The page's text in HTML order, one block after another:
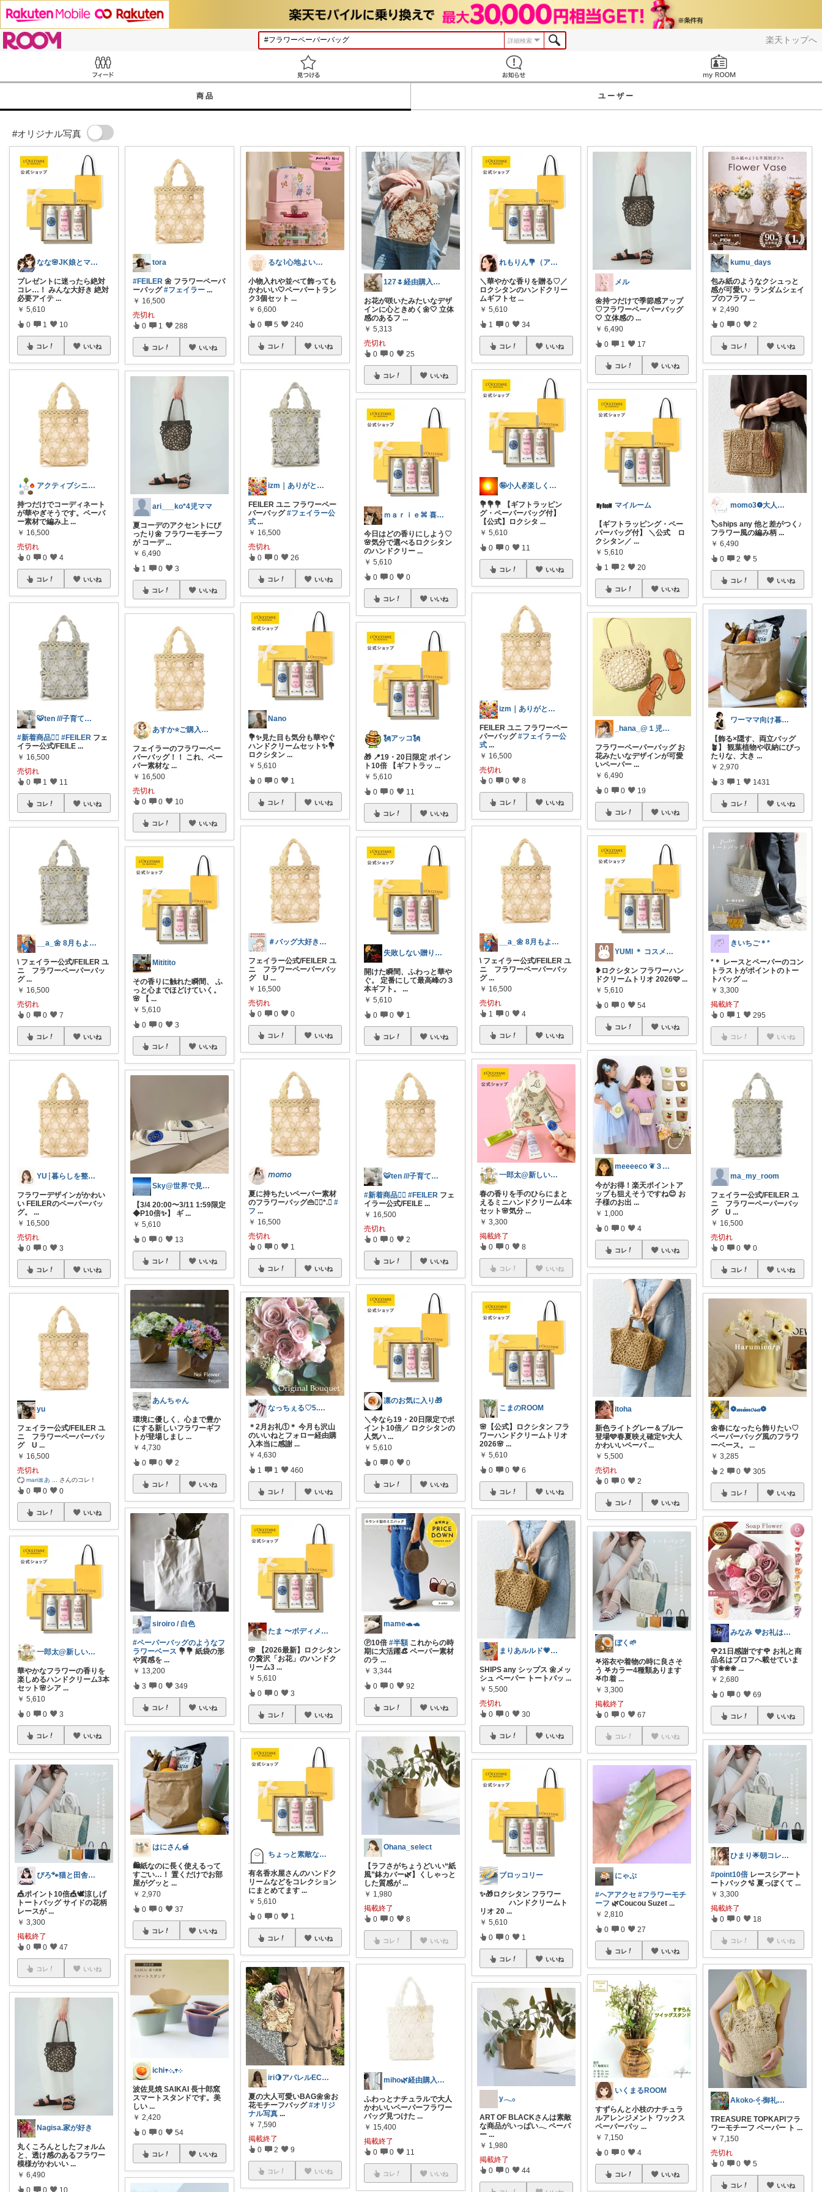
楽天トップへ
詳細検索
商品 ユーザー
#オリジナル写真
なな🌸JK娘とママの好きなもの
プレゼントに迷ったら絶対
コレ…！ みんな大好き 絶対
必要アイテ ...
￥ 5,610
0 1 10
コレ いいね
アクティブシニア生活☯️sheng
持つだけでコーディネート
が華やぎそうです。ペーパ
ー素材で編み上 ...
￥ 16,500
売切れ
0 0 4
コレ いいね
🐯ten ///子育て暮らしの愛用品
#新着商品❤️‍🔥 #FEILER フェ
イラー公式/FEILE ...
￥ 16,500
売切れ
0 1 11
コレ いいね
__a_🌼 8月もよろしくです⭐︎
\ フェイラー公式/FEILER ユ
ニ フラワーペーパーバッ
グ ...
￥ 16,500
売切れ
0 0 7
コレ いいね
YU┆暮らしを整えるもの
フラワーデザインがかわい
い FEILERのペーパーバッ
グ。 ...
￥ 16,500
売切れ
0 0 3
コレ いいね
yu
フェイラー公式/FEILER ユ
ニ フラワーペーパーバッ
グ U ...
￥ 16,500
売切れ
mari🎀あ さんのコレ！
0 0 0
コレ いいね
一郎太@新しいものが好き
華やかなフラワーの香りを
楽しめるハンドクリーム3本
セット🌸シア ...
￥ 5,610
0 0 3
コレ いいね
ぴろ🐾猫と田舎暮らし/お家を整える日々
🎪ポイント10倍🎪🕊️涼しげ
トートバッグ サイドの花柄
レースが ...
￥ 3,300
掲載終了
0 0 47
コレ いいね
Nagisa.家が好き
丸くころんとしたフォルム
と、透け感のあるフラワー
模様がかわいい ...
￥ 6,490
0 0 10
tora
#FEILER 🌼 フラワーペーパ
ーバッグ#フェイラー ...
￥ 16,500
売切れ
0 1 288
コレ いいね
ari___ko*4児ママ
夏コーデのアクセントにぴ
ったり🌼 フラワーモチーフ
が コーデ ...
￥ 6,490
1 0 3
コレ いいね
あすか⭐️ご購入ありがとうございます⭐️
フェイラーのフラワーペー
パーバッグ！！ これ、ペー
パー素材な ...
￥ 16,500
売切れ
0 0 10
コレ いいね
Mititito
その香りに触れた瞬間、 ふ
っと心までほどけていく。
🌸 【 ...
￥ 5,610
0 0 3
コレ いいね
Sky@世界で見つけた良いものたち🌎
【3/4 20:00〜3/11 1:59限定
◆P10倍✨】 ギ ...
￥ 5,610
0 0 13
コレ いいね
あんちゃん
環境に優しく、心まで豊か
にする新しいフラワーギフ
トが登場しまし ...
￥ 4,730
0 0 2
コレ いいね
siroiro / 白色
#ペーパーバッグのようなフ
ラワーベース 💐💐 紙袋の形
や質感を ...
￥ 13,200
3 0 349
コレ いいね
はにさん🍯
🛍️紙なのに長く使えるって
すごい…！ 置くだけでお部
屋がグッと ...
￥ 2,970
0 0 37
コレ いいね
ichi𖥧܀𓈒𖥧܀
波佐見焼 SAIKAI 長十郎窯
スマートスタンドです。美
しい ...
￥ 2,420
0 0 54
コレ いいね
るな⌇心地よい暮らし
小物入れや並べて飾っても
かわいい🤍ペーパートラン
ク3個セット...
￥ 6,600
0 5 240
コレ いいね
izm｜ありがとうございます🌿
FEILER ユニ フラワーペー
パーバッグ#フェイラー公
式 ...
￥ 16,500
売切れ
0 0 26
コレ いいね
Nano
💐✨見た目も気分も華やぐ
ハンドクリームセット✨💐
ロクシタン ...
￥ 5,610
0 0 1
コレ いいね
＃バッグ大好き＃楽天ルームさぶたん
フェイラー公式/FEILER ユ
ニ フラワーペーパーバッ
グ U ...
￥ 16,500
売切れ
0 0 0
コレ いいね
𝘮𝘰𝘮𝘰
夏に持ちたいペーパー素材
のフラワーバッグ👜❁⃘*.ﾟ#
フ ...
￥ 16,500
売切れ
0 0 1
コレ いいね
なっちぇる♡5.6感謝です🥰
＊2月お礼①＊ 今月も沢山
のいいねとフォロー経由購
入本当に感謝 ...
￥ 4,630
1 1 460
コレ いいね
たま 〜ボディメイクから人生を変える〜
🌸 【2026最新】ロクシタン
の贅沢「お花」のハンドク
リーム3 ...
￥ 5,610
0 0 3
コレ いいね
ちょっと素敵な良い物、見つけ隊！5Cat
有名香水屋さんのハンドク
リームなどをコレクション
にまとめてます ...
￥ 5,610
0 0 1
コレ いいね
iri🍋アパレルECの中の人🩰🪡
夏の大人可愛いBAG🌼🌼お
花モチーフバッグ#オリジ
ナル写真 ...
￥ 7,590
掲載終了
0 2 9
コレ いいね
127🌷経由購入感謝✨
お花が咲いたみたいなデザ
インに心ときめく🌼🤍 立体
感のあるフ ...
￥ 5,313
売切れ
0 0 25
コレ いいね
ｍａｒｉｅ⌘ 喜ばれる贈り物
今日はどの香りにしよう♡
🌸気分で選べるロクシタン
のハンドクリー ...
￥ 5,610
0 0 0
コレ いいね
🗽アッコ🗽
🎁 📍19・20日限定 ポイン
ト10倍 【ギフトラッ ...
￥ 5,610
0 0 11
コレ いいね
失敗しない贈り物集⚔️真心侍【かんべえ】
開けた瞬間、ふわっと華や
ぐ。 定番にして最高峰の３
本ギフト。...
￥ 5,610
0 0 1
コレ いいね
🐯ten ///子育て暮らしの愛用品
#新着商品❤️‍🔥 #FEILER フェ
イラー公式/FEILE ...
￥ 16,500
売切れ
0 0 2
コレ いいね
凛のお気に入り🎁
＼今なら19・20日限定でポ
イント10倍／ ロクシタンの
人気ハ ...
￥ 5,610
0 0 0
コレ いいね
mame🐢🐢
Ⓟ10倍#半額 これからの時
期に大活躍👒 ペーパー素材
のラ ...
￥ 3,344
0 0 92
コレ いいね
Ohana_select
【ラフさがちょうどいい“紙
風”鉢カバー🌿】くしゃっと
した質感が ...
￥ 1,980
掲載終了
0 0 8
コレ いいね
miho🌿経由購入ありがとうございます
ふわっとナチュラルで大人
かわいいペーパーフラワー
バッグ見つけた ...
￥ 15,400
掲載終了
0 0 11
コレ いいね
れもりん💐（アイコン変更しました）
＼華やかな香りを贈る♡／
ロクシタンのハンドクリー
ムギフトセ ...
￥ 5,610
1 0 34
コレ いいね
🤪小人✌️楽しくは〜い✌️😊⤴️
💐💐💐 【ギフトラッピン
グ・ペーパーバッグ付】
【公式】ロクシタ ...
￥ 5,610
0 0 11
コレ いいね
izm｜ありがとうございます🌿
FEILER ユニ フラワーペー
パーバッグ#フェイラー公
式 ...
￥ 16,500
売切れ
0 0 8
コレ いいね
__a_🌼 8月もよろしくです⭐︎
\ フェイラー公式/FEILER ユ
ニ フラワーペーパーバッ
グ ...
￥ 16,500
売切れ
1 0 4
コレ いいね
一郎太@新しいものが好き
春の香りを手のひらにまと
えるミニハンドクリーム4本
セット🌸気分 ...
￥ 3,300
掲載終了
0 0 8
コレ いいね
こまのROOM
🌸【公式】ロクシタン フラ
ワーハンドクリームトリオ
2026🌸 ...
￥ 5,610
0 0 6
コレ いいね
まりあルルド💗ご購入感謝です💗
SHIPS any シップス 🌼メッ
シュ ペーパー トートバッ ...
￥ 5,500
売切れ
0 0 30
コレ いいね
ブロッコリー
✨🎁ロクシタン フラワー
ハンドクリームト
リオ 20 ...
￥ 5,610
0 0 1
コレ いいね
y𓂃𓂂
ART OF BLACKさんは素敵
な商品がいっぱい𓂃 ペーパ
ー ...
￥ 1,980
掲載終了
0 0 44
メル
🌼持つだけで季節感アップ
♡フラワーペーパーバッグ
🤍 立体感の ...
￥ 6,490
0 1 17
コレ いいね
マイルーム
【ギフトラッピング・ペー
パーバッグ付】 ＼公式 ロ
クシタン／...
￥ 5,610
1 2 20
コレ いいね
_hana_@１児ママ
フラワーペーパーバッグ お
花みたいなデザインが可愛
いペーパー ...
￥ 6,490
0 0 19
コレ いいね
YUMI ＊ コスメと暮らし🌱
❥︎ロクシタン フラワーハン
ドクリームトリオ 2026🩷...
￥ 5,610
0 0 54
コレ いいね
meeeeco ❦３児ママ ❦
今がお得！楽天ポイントア
ップも狙えそうですね😊 お
子様のお出 ...
￥ 1,000
0 0 4
コレ いいね
itoha
新色ライトグレー＆ブルー
登場🩵春夏映え確定✨大人
かわいいペーパ ...
￥ 5,500
売切れ
0 0 2
コレ いいね
ぼく🌱
𖤐浴衣や着物の時に良さそ
う ‎𖤐カラー4種類あります
‎𖤐巾着 ...
￥ 3,300
掲載終了
0 0 67
コレ いいね
にゃぷ
#ヘアアクセ #フラワーモチ
ーフ 🌿Coucou Suzet ...
￥ 2,810
0 0 27
コレ いいね
いくまるROOM
すずらんと小枝のナチュラ
ルアレンジメント ワックス
ペーパーバッ ...
￥ 7,150
0 0 4
コレ いいね
kumu_days
包み紙のようなクシュっと
感が可愛い♪ ランダムシェイ
プのフラワ ...
￥ 2,490
0 0 2
コレ いいね
momo3❁大人のちょうどいいもの選び
🏷️ships any 他と差がつく♪
フラワー風の編み柄 ...
￥ 6,490
0 2 5
コレ いいね
ワーママ向け暮らしの便利グッズROOM
【飾る×隠す、両立バッグ
🪴】 観葉植物や収納にぴっ
たりな、大き ...
￥ 2,970
3 1 1431
コレ いいね
きいちご＊*
*＊ レースとペーパーのコン
トラストがポイントのトー
トバッグ...
￥ 3,300
掲載終了
0 1 295
コレ いいね
ma_my_room
フェイラー公式/FEILER ユ
ニ フラワーペーパーバッ
グ U ...
￥ 16,500
売切れ
0 0 0
コレ いいね
❁𝓂𝒾𝓂𝑜𝓈𝒶❁
🌼春になったら飾りたい♡
ペーパーバッグ風のフラワ
ーベース。...
￥ 3,285
2 0 305
コレ いいね
みなみ 💜お礼はプロフへ💜
🌹21日感謝です🌹 お礼と商
品名はプロフへ載せていま
す❀❀❀...
￥ 2,680
0 0 69
コレ いいね
ひまり🌟朝コレ💡いつも感謝💓
#point10倍 レースシアート
ートバック🫧 夏っぽくて ...
￥ 3,300
掲載終了
0 0 18
コレ いいね
Akoko‧✧̣̥̇‧御礼コレに♡
TREASURE TOPKAPIフラ
ワーモチーフ ペーパー ト ...
￥ 7,150
売切れ
0 0 5
コレ いいね